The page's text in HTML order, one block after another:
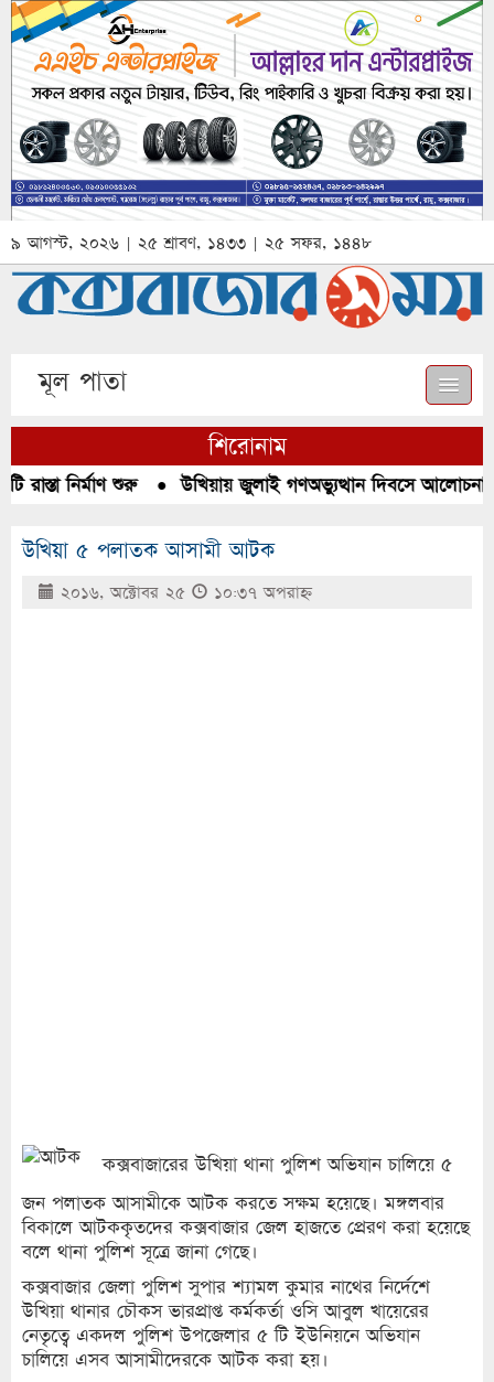
৯ আগস্ট, ২০২৬ | ২৫ শ্রাবণ, ১৪৩৩ | ২৫ সফর, ১৪৪৮
মূল পাতা
শিরোনাম
নির্মাণ শুরু● উখিয়ায় জুলাই গণঅভ্যুত্থান দিবসে আলোচনা,
উখিয়া ৫ পলাতক আসামী আটক
২০১৬, অক্টোবর ২৫ ১০:৩৭ অপরাহ্ণ
কক্সবাজারের উখিয়া থানা পুলিশ অভিযান চালিয়ে ৫
জন পলাতক আসামীকে আটক করতে সক্ষম হয়েছে। মঙ্গলবার
বিকালে আটককৃতদের কক্সবাজার জেল হাজতে প্রেরণ করা হয়েছে
বলে থানা পুলিশ সূত্রে জানা গেছে।
কক্সবাজার জেলা পুলিশ সুপার শ্যামল কুমার নাথের নির্দেশে
উখিয়া থানার চৌকস ভারপ্রাপ্ত কর্মকর্তা ওসি আবুল খায়েরের
নেতৃত্বে একদল পুলিশ উপজেলার ৫ টি ইউনিয়নে অভিযান
চালিয়ে এসব আসামীদেরকে আটক করা হয়।